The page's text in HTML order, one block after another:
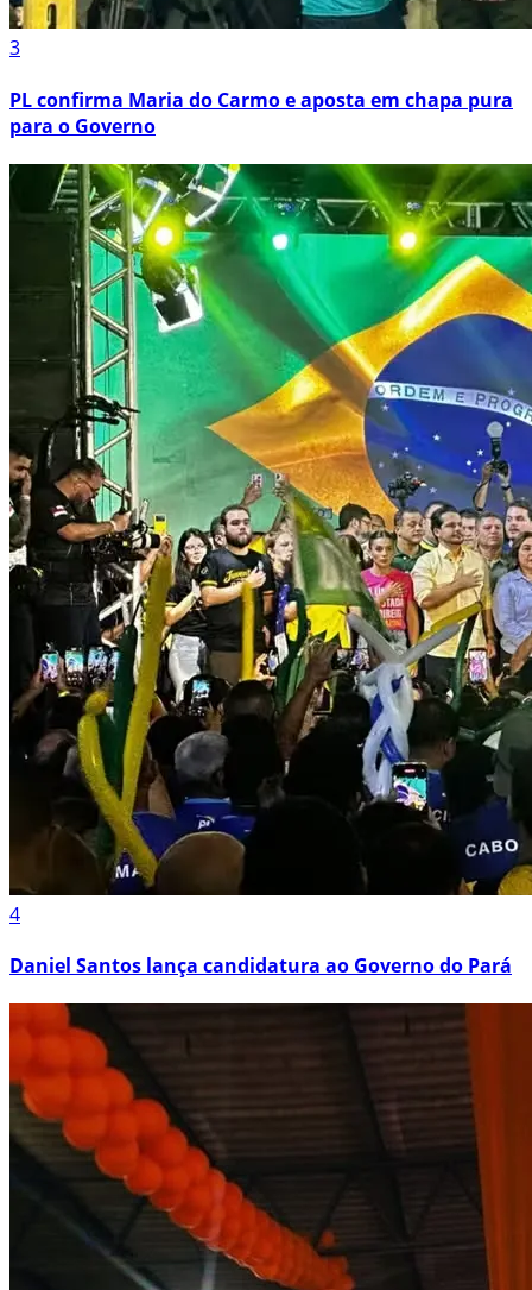
3
PL confirma Maria do Carmo e aposta em chapa pura
para o Governo
4
Daniel Santos lança candidatura ao Governo do Pará